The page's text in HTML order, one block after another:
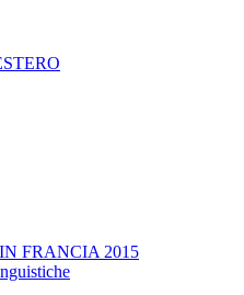
FRANCIA 2015